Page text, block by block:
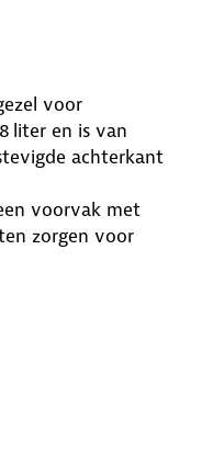
voor
liter en is van
achterkant
voorvak met
zorgen voor
dankzij de